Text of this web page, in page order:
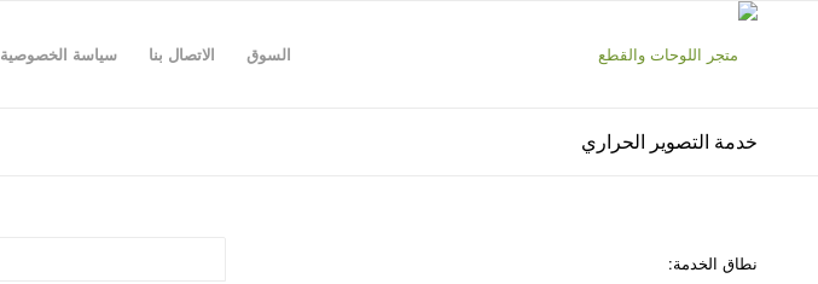
السوق الاتصال بنا سياسة الخصوصية
خدمة التصوير الحراري
نطاق الخدمة: